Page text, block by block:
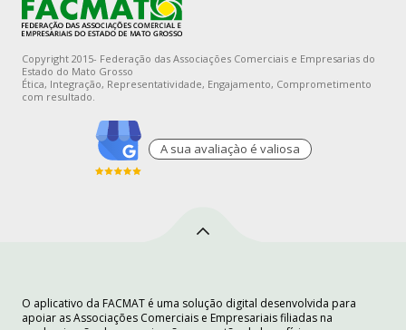
Copyright 2015- Federação das Associações Comerciais e Empresarias do
Estado do Mato Grosso
Ética, Integração, Representatividade, Engajamento, Comprometimento
com resultado.
A sua avaliaçào é valiosa
O aplicativo da FACMAT é uma solução digital desenvolvida para
apoiar as Associações Comerciais e Empresariais filiadas na